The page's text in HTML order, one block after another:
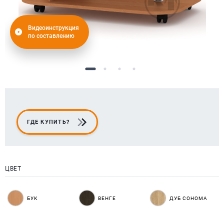
Видеоинструкция
по составлению
ГДЕ КУПИТЬ?
ЦВЕТ
БУК ВЕНГЕ ДУБ СОНОМА